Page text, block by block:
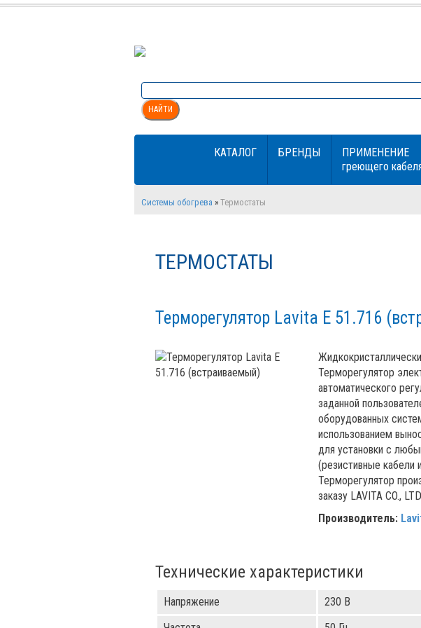
НАЙТИ
КАТАЛОГ БРЕНДЫ
ПРИМЕНЕНИЕ
греющего
Системы обогрева » Термостаты
ТЕРМОСТАТЫ
Терморегулятор Lavita E 51.716
Терморегулятор
автоматического
заданной
оборудованных
использованием
для установки с
(резистивные кабели
Терморегулятор
заказу LAVITA CO.,
Производитель:
Технические характеристики
Напряжение
230 В